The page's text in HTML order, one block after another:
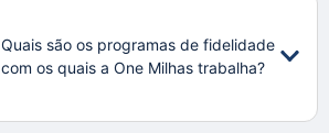
Quais são os programas de fidelidade
com os quais a One Milhas trabalha?